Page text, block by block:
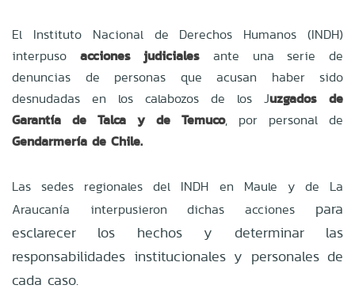
El Instituto Nacional de Derechos Humanos (INDH)
interpuso acciones judiciales ante una serie de
denuncias de personas que acusan haber sido
desnudadas en los calabozos de los Juzgados de
Garantía de Talca y de Temuco, por personal de
Gendarmería de Chile.
Las sedes regionales del INDH en Maule y de La
Araucanía interpusieron dichas accionespara
esclarecer los hechos y determinar las
responsabilidades institucionales y personales de
cada caso.